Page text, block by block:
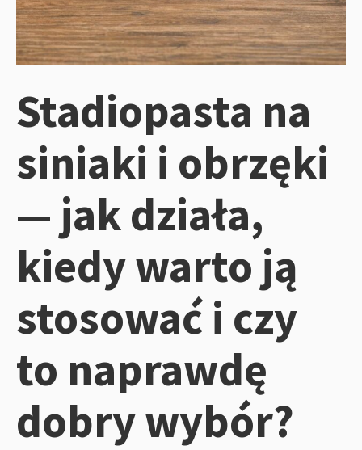
Stadiopasta na
siniaki i obrzęki
— jak działa,
kiedy warto ją
stosować i czy
to naprawdę
dobry wybór?